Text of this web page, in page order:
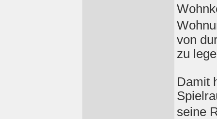
von
zu
Damit
seine